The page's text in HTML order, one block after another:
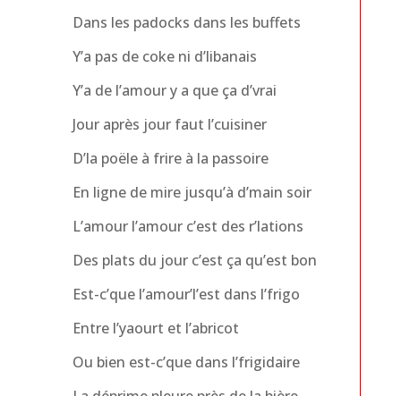
Dans les padocks dans les buffets
Y’a pas de coke ni d’libanais
Y’a de l’amour y a que ça d’vrai
Jour après jour faut l’cuisiner
D’la poële à frire à la passoire
En ligne de mire jusqu’à d’main soir
L’amour l’amour c’est des r’lations
Des plats du jour c’est ça qu’est bon
Est-c’que l’amour’l’est dans l’frigo
Entre l’yaourt et l’abricot
Ou bien est-c’que dans l’frigidaire